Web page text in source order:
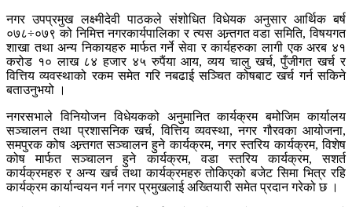
नगर उपप्रमुख लक्ष्मीदेवी पाठकले संशोधित विधेयक अनुसार आर्थिक बर्ष
०७८÷०७९ को निमित्त नगरकार्यपालिका र त्यस अन्र्तगत वडा समिति, विषयगत
शाखा तथा अन्य निकायहरु मार्फत गर्ने सेवा र कार्यहरुका लागी एक अरब ४१
करोड १० लाख ८४ हजार ४५ रुपैंया आय, व्यय चालु खर्च, पुँजीगत खर्च र
वित्तिय व्यवस्थाको रकम समेत गरि नबढाई सञ्चित कोषबाट खर्च गर्न सकिने
बताउनुभयो ।
नगरसभाले विनियोजन विधेयकको अनुमानित कार्यक्रम बमोजिम कार्यालय
सञ्चालन तथा प्रशासनिक खर्च, वित्तिय व्यवस्था, नगर गौरवका आयोजना,
समपुरक कोष अन्र्तगत सञ्चालन हुने कार्यक्रम, नगर स्तरिय कार्यक्रम, विशेष
कोष मार्फत सञ्चालन हुने कार्यक्रम, वडा स्तरिय कार्यक्रम, सशर्त
कार्यक्रमहरु र अन्य खर्च तथा कार्यक्रमहरु तोकिएको बजेट सिमा भित्र रहि
कार्यक्रम कार्यान्वयन गर्न नगर प्रमुखलाई अख्तियारी समेत प्रदान गरेको छ ।